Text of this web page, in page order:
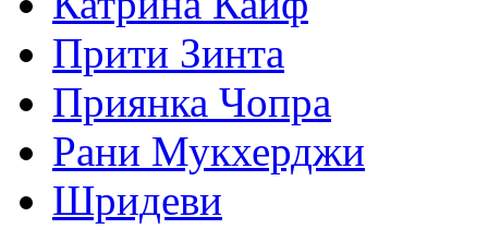
Прити Зинта
Приянка Чопра
Рани Мукхерджи
Шридеви